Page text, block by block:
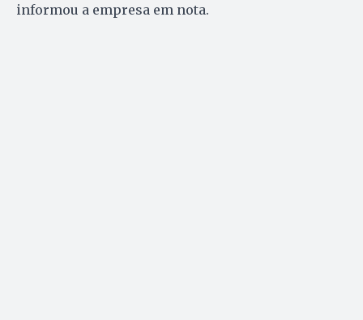
informou a empresa em nota.